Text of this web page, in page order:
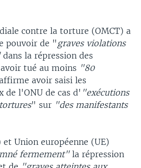
contre la torture (OMCT) a
pouvoir de " graves violations
dans la répression des
tué au moins "80
avoir saisi les
de l'ONU de cas d' "exécutions
tortures" sur "des manifestants
Union européenne (UE)
fermement" la répression